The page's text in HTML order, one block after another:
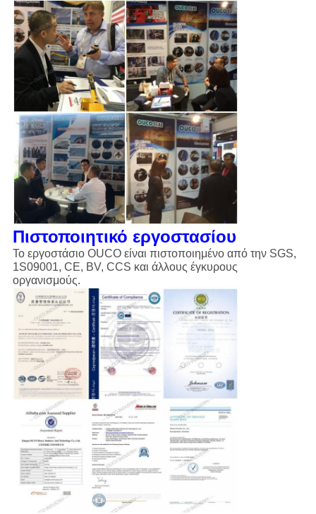
Πιστοποιητικό εργοστασίου
Το εργοστάσιο OUCO είναι πιστοποιημένο από την SGS,
1S09001, CE, BV, CCS και άλλους έγκυρους
οργανισμούς.